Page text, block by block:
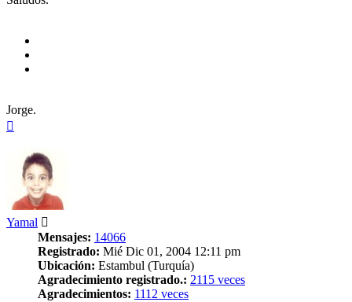
Jorge.
Yamal
Mensajes: 14066
Registrado: Mié Dic 01, 2004 12:11 pm
Ubicación: Estambul (Turquía)
Agradecimiento registrado.: 2115 veces
Agradecimientos: 1112 veces